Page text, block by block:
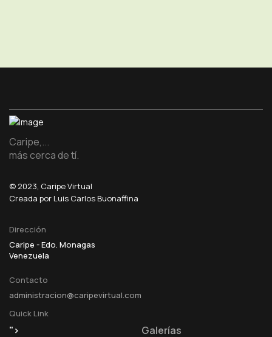
Caripe,...
más cerca de tí.
© 2023, Caripe Virtual
Creada por Luis Carlos Buonaffina
Dirección
Caripe - Edo. Monagas
Venezuela
Contacto
administracion@caripevirtual.com
Quick Link
">
Galerías